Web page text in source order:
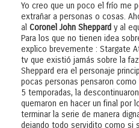
Yo creo que un poco el frío me
extrañar a personas o cosas.
al Coronel John Sheppard y al
Para los que no tienen idea
explico brevemente : Stargate
tv que existió jamás sobre la
Sheppard era el personaje
pocas personas pensaron
5 temporadas, la
quemaron en hacer un final por
terminar la serie de manera
dejando todo servidito como si